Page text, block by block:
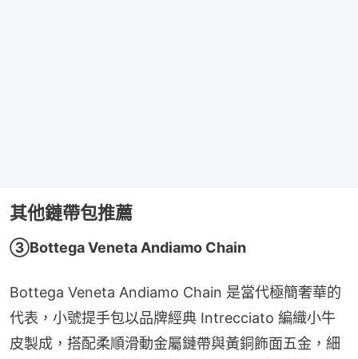
其他鏈帶包推薦
③Bottega Veneta Andiamo Chain
Bottega Veneta Andiamo Chain 是當代極簡奢華的
代表，小號提手包以品牌經典 Intrecciato 編織小牛
皮製成，搭配柔順滑動金屬鏈帶與黃銅飾面五金，細